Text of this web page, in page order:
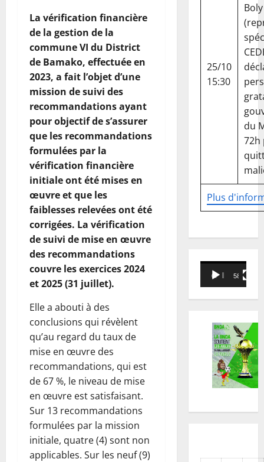
La vérification financière
de la gestion de la
commune VI du District
de Bamako, effectuée en
2023, a fait l’objet d’une
mission de suivi des
recommandations ayant
pour objectif de s’assurer
que les recommandations
formulées par la
vérification financière
initiale ont été mises en
œuvre et que les
faiblesses relevées ont été
corrigées. La vérification
de suivi de mise en œuvre
des recommandations
couvre les exercices 2024
et 2025 (31 juillet).
Elle a abouti à des
conclusions qui révèlent
qu’au regard du taux de
mise en œuvre des
recommandations, qui est
de 67 %, le niveau de mise
en œuvre est satisfaisant.
Sur 13 recommandations
formulées par la mission
initiale, quatre (4) sont non
applicables. Sur les neuf (9)
Plus
25/10
15:30
Boly
du
72h
Lecteur
vidéo
00:00 58:18